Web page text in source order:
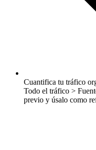
Cuantifica tu tráfico
Todo el tráfico >
previo y úsalo como